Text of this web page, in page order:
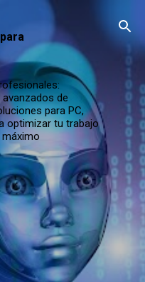
de
para PC,
optimizar tu trabajo